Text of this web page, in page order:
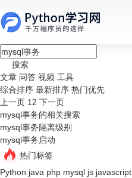
搜索
文章 问答 视频 工具
综合排序 最新排序 热门优先
上一页 12 下一页
mysql事务的相关搜索
mysql事务隔离级别
mysql事务启动
热门标签
Python java php mysql js javascript